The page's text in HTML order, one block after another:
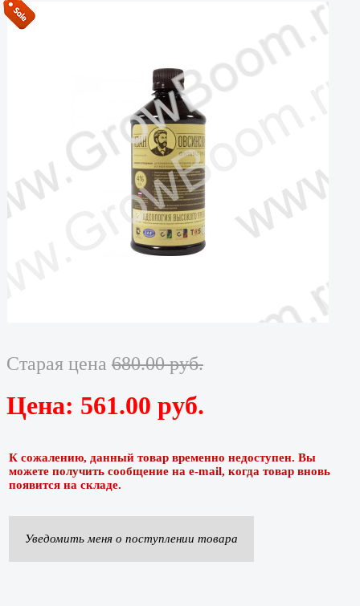
Старая цена 680.00 руб.
Цена: 561.00 руб.
К сожалению, данный товар временно недоступен. Вы
можете получить сообщение на e-mail, когда товар вновь
появится на складе.
Уведомить меня о поступлении товара